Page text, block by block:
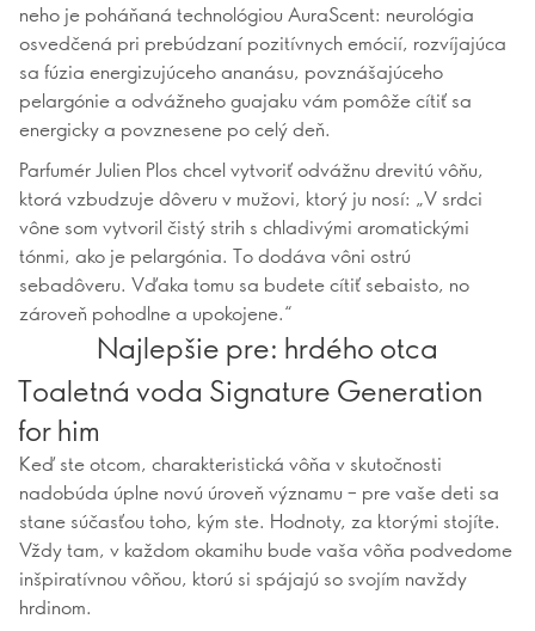
neho je poháňaná technológiou AuraScent: neurológia
osvedčená pri prebúdzaní pozitívnych emócií, rozvíjajúca
sa fúzia energizujúceho ananásu, povznášajúceho
pelargónie a odvážneho guajaku vám pomôže cítiť sa
energicky a povznesene po celý deň.
Parfumér Julien Plos chcel vytvoriť odvážnu drevitú vôňu,
ktorá vzbudzuje dôveru v mužovi, ktorý ju nosí: „V srdci
vône som vytvoril čistý strih s chladivými aromatickými
tónmi, ako je pelargónia. To dodáva vôni ostrú
sebadôveru. Vďaka tomu sa budete cítiť sebaisto, no
zároveň pohodlne a upokojene.“
Najlepšie pre: hrdého otca
Toaletná voda Signature Generation
for him
Keď ste otcom, charakteristická vôňa v skutočnosti
nadobúda úplne novú úroveň významu – pre vaše deti sa
stane súčasťou toho, kým ste. Hodnoty, za ktorými stojíte.
Vždy tam, v každom okamihu bude vaša vôňa podvedome
inšpiratívnou vôňou, ktorú si spájajú so svojím navždy
hrdinom.